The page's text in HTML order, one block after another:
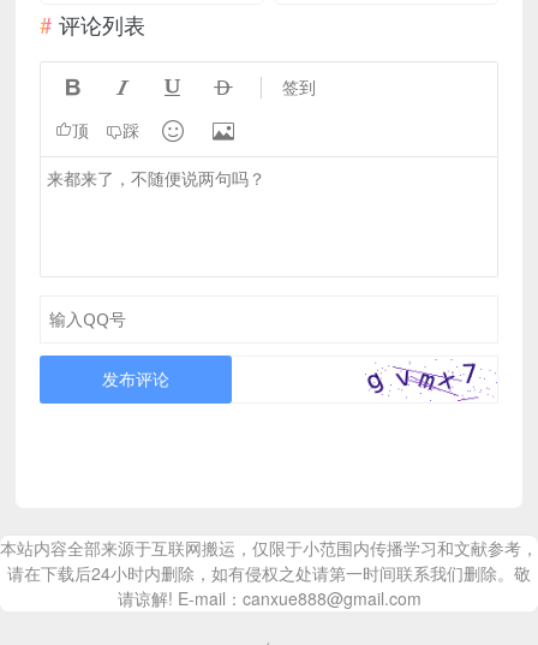
评论列表
    签到
顶 踩  
发布评论
本站内容全部来源于互联网搬运，仅限于小范围内传播学习和文献参考，
请在下载后24小时内删除，如有侵权之处请第一时间联系我们删除。敬
请谅解! E-mail：canxue888@gmail.com